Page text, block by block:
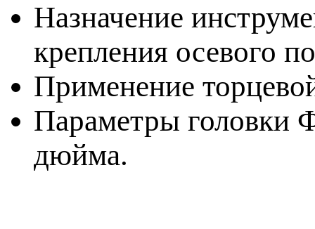
Назначение
крепления осевого
Применение
Параметры головки
дюйма.